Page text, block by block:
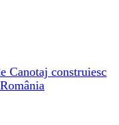
Canotaj construiesc